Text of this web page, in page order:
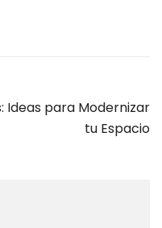
Ideas para Modernizar
tu Espacio